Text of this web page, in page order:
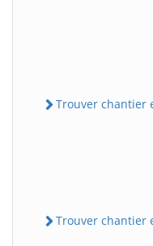
Trouver chantier
Trouver chantier